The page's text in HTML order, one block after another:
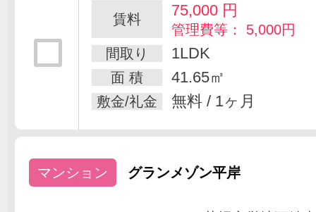
賃料 75,000円
管理費等： 5,000円
間取り
1LDK
面 積 41.65㎡
敷金/礼金 無料 / 1ヶ月
マンション グランメゾン平岸